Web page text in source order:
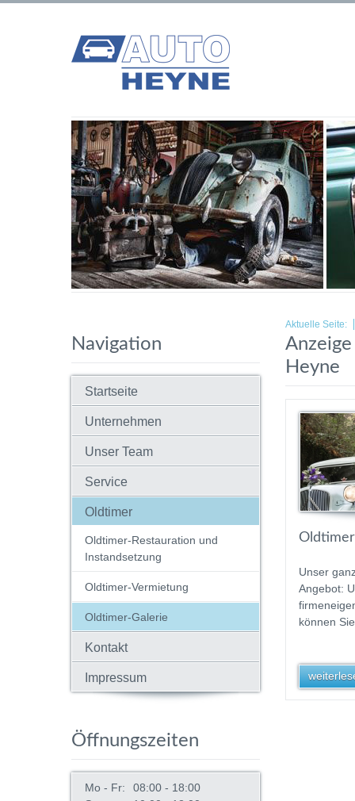
Navigation
Startseite
Unternehmen
Unser Team
Service
Oldtimer
Oldtimer-Restauration und
Instandsetzung
Oldtimer-Vermietung
Oldtimer-Galerie
Kontakt
Impressum
Öffnungszeiten
Mo - Fr:
08:00 - 18:00
Aktuelle Seite:
Heyne
Unser
Angebot:
können